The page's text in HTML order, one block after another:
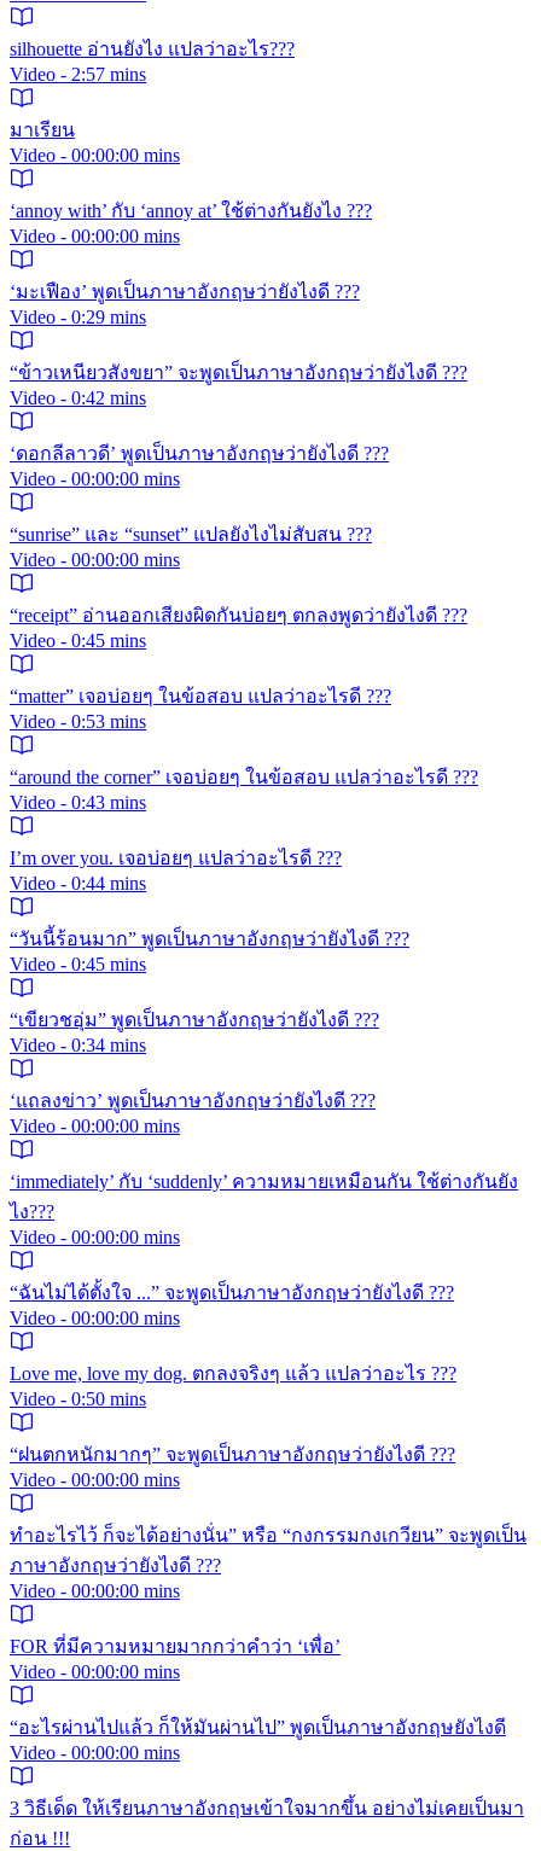
silhouette อ่านยังไง แปลว่าอะไร???
Video - 2:57 mins
มาเรียน
Video - 00:00:00 mins
‘annoy with’ กับ ‘annoy at’ ใช้ต่างกันยังไง ???
Video - 00:00:00 mins
‘มะเฟือง’ พูดเป็นภาษาอังกฤษว่ายังไงดี ???
Video - 0:29 mins
“ข้าวเหนียวสังขยา” จะพูดเป็นภาษาอังกฤษว่ายังไงดี ???
Video - 0:42 mins
‘ดอกลีลาวดี’ พูดเป็นภาษาอังกฤษว่ายังไงดี ???
Video - 00:00:00 mins
“sunrise” และ “sunset” แปลยังไงไม่สับสน ???
Video - 00:00:00 mins
“receipt” อ่านออกเสียงผิดกันบ่อยๆ ตกลงพูดว่ายังไงดี ???
Video - 0:45 mins
“matter” เจอบ่อยๆ ในข้อสอบ แปลว่าอะไรดี ???
Video - 0:53 mins
“around the corner” เจอบ่อยๆ ในข้อสอบ แปลว่าอะไรดี ???
Video - 0:43 mins
I’m over you. เจอบ่อยๆ แปลว่าอะไรดี ???
Video - 0:44 mins
“วันนี้ร้อนมาก” พูดเป็นภาษาอังกฤษว่ายังไงดี ???
Video - 0:45 mins
“เขียวชอุ่ม” พูดเป็นภาษาอังกฤษว่ายังไงดี ???
Video - 0:34 mins
‘แถลงข่าว’ พูดเป็นภาษาอังกฤษว่ายังไงดี ???
Video - 00:00:00 mins
‘immediately’ กับ ‘suddenly’ ความหมายเหมือนกัน ใช้ต่างกันยัง
ไง???
Video - 00:00:00 mins
“ฉันไม่ได้ตั้งใจ ...” จะพูดเป็นภาษาอังกฤษว่ายังไงดี ???
Video - 00:00:00 mins
Love me, love my dog. ตกลงจริงๆ แล้ว แปลว่าอะไร ???
Video - 0:50 mins
“ฝนตกหนักมากๆ” จะพูดเป็นภาษาอังกฤษว่ายังไงดี ???
Video - 00:00:00 mins
ทำอะไรไว้ ก็จะได้อย่างนั่น” หรือ “กงกรรมกงเกวียน” จะพูดเป็น
ภาษาอังกฤษว่ายังไงดี ???
Video - 00:00:00 mins
FOR ที่มีความหมายมากกว่าคำว่า ‘เพื่อ’
Video - 00:00:00 mins
“อะไรผ่านไปแล้ว ก็ให้มันผ่านไป” พูดเป็นภาษาอังกฤษยังไงดี
Video - 00:00:00 mins
3 วิธีเด็ด ให้เรียนภาษาอังกฤษเข้าใจมากขึ้น อย่างไม่เคยเป็นมา
ก่อน !!!